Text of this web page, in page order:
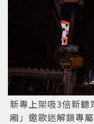
新專上架吸3倍新聽
廂」邀歌迷解鎖專